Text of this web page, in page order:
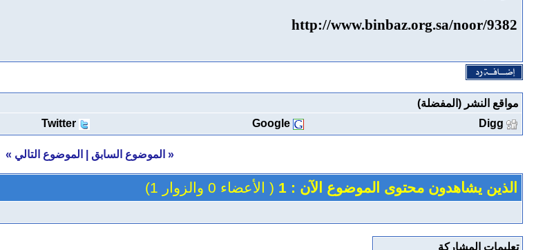
http://www.binbaz.org.sa/noor/9382
مواقع النشر (المفضلة)
Digg
Google
Twitter
« الموضوع السابق الموضوع التالي »
الذين يشاهدون محتوى الموضوع الآن : 1 ( الأعضاء 0 والزوار 1)
تعليمات المشاركة